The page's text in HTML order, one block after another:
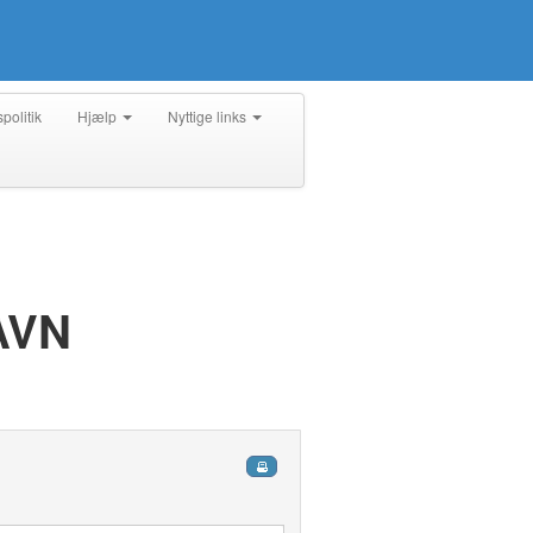
Hjælp Nyttige links